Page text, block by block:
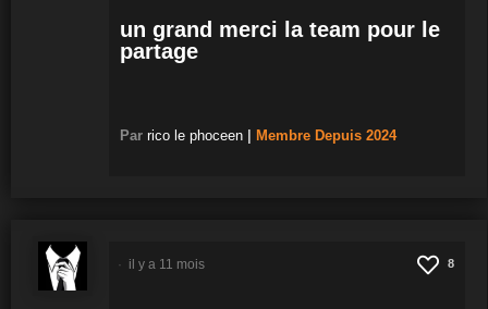
un grand merci la team pour le
partage
Par rico le phoceen Membre Depuis 2024
8
il y a 11 mois